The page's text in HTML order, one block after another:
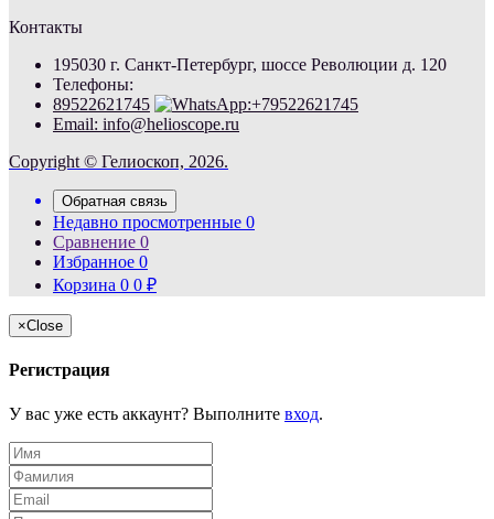
Контакты
195030 г. Санкт-Петербург, шоссе Революции д. 120
Телефоны:
89522621745
Email: info@helioscope.ru
Copyright © Гелиоскоп, 2026.
Обратная связь
Недавно просмотренные 0
Сравнение 0
Избранное 0
Корзина 0 0 ₽
×Close
Регистрация
У вас уже есть аккаунт? Выполните вход.